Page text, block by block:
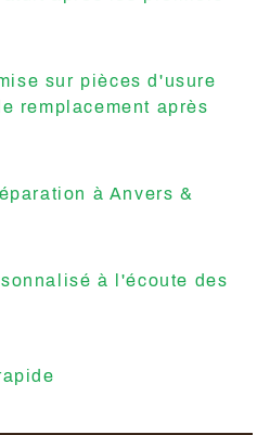
sur pièces d'usure
remplacement après
à Anvers &
à l'écoute des